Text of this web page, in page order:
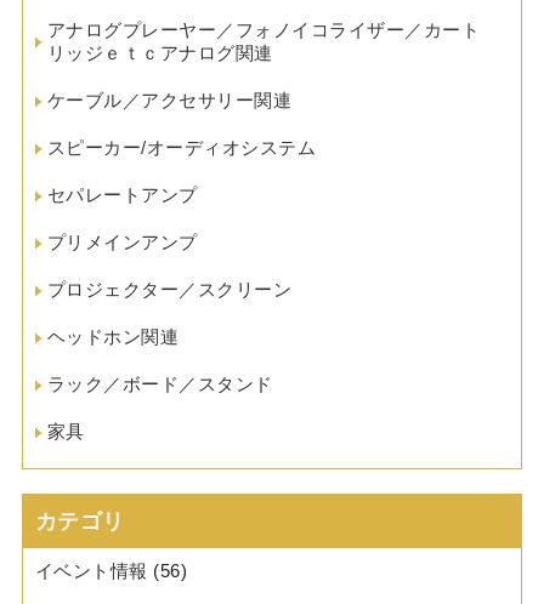
アナログプレーヤー／フォノイコライザー／カート
リッジｅｔｃアナログ関連
ケーブル／アクセサリー関連
スピーカー/オーディオシステム
セパレートアンプ
プリメインアンプ
プロジェクター／スクリーン
ヘッドホン関連
ラック／ボード／スタンド
家具
カテゴリ
イベント情報 (56)